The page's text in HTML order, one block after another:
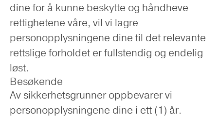
dine for å kunne beskytte og håndheve
rettighetene våre, vil vi lagre
personopplysningene dine til det relevante
rettslige forholdet er fullstendig og endelig
løst.
Besøkende
Av sikkerhetsgrunner oppbevarer vi
personopplysningene dine i ett (1) år.